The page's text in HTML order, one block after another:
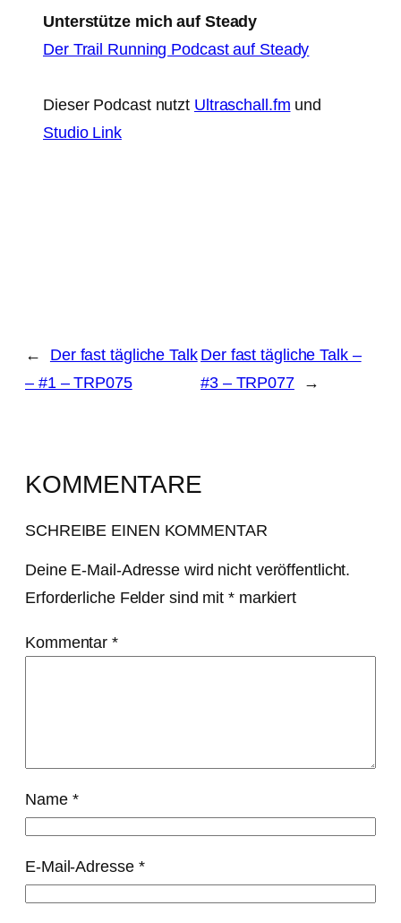
Unterstütze mich auf Steady
Der Trail Running Podcast auf Steady
Dieser Podcast nutzt Ultraschall.fm und
Studio Link
←
Der fast tägliche Talk
– #1 – TRP075
Der fast tägliche Talk –
#3 – TRP077
→
KOMMENTARE
SCHREIBE EINEN KOMMENTAR
Deine E-Mail-Adresse wird nicht veröffentlicht.
Erforderliche Felder sind mit *markiert
Kommentar*
Name *
E-Mail-Adresse *